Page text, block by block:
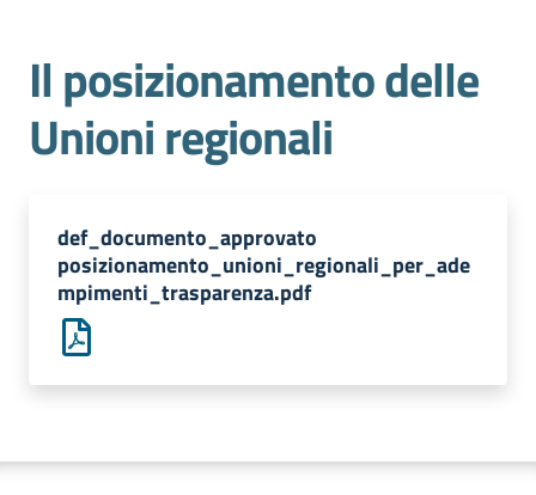
Studi
e
Statistica
Orientamento
lavoro
Innovazione
Il posizionamento delle
Unioni regionali
def_documento_approvato
posizionamento_unioni_regionali_per_ade
mpimenti_trasparenza.pdf